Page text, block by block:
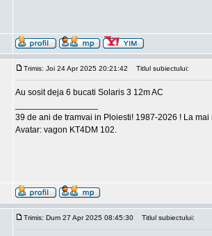
Trimis: Joi 24 Apr 2025 20:21:42 Titlul subiectului:
Au sosit deja 6 bucati Solaris 3 12m AC
39 de ani de tramvai in Ploiesti! 1987-2026 ! La mai
Avatar: vagon KT4DM 102.
Trimis: Dum 27 Apr 2025 08:45:30 Titlul subiectului: